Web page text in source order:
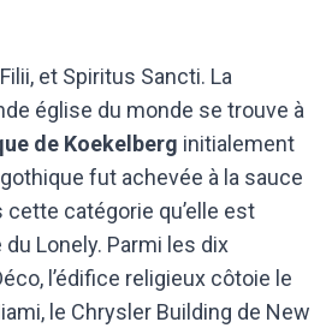
et Spiritus Sancti. La
église du monde se trouve à
de Koekelberg initialement
fut achevée à la sauce
cette catégorie qu’elle est
Lonely. Parmi les dix
l’édifice religieux côtoie le
le Chrysler Building de New